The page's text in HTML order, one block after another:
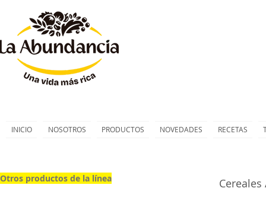
INICIO NOSOTROS PRODUCTOS NOVEDADES RECETAS
Otros productos de la línea